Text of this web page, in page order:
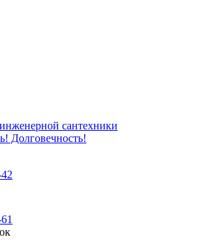
Долговечность!